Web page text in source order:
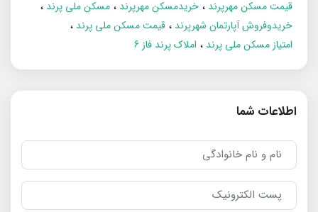
قیمت مسکن مهرپرند
خریدمسکن مهرپرند
مسکن ملی پرند
خریدوفروش آپارتمان شهرپرند
قیمت مسکن ملی پرند
امتیاز مسکن ملی پرند
املاک پرند فاز 6
اطلاعات شما